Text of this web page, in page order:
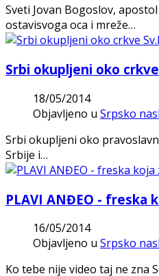
Sveti Jovan Bogoslov,
ostavisvoga oca i mreže…
Srbi okupljeni oko
18/05/2014
Objavljeno u Srpsko
Srbi okupljeni oko
Srbije i…
PLAVI ANĐEO - freska
16/05/2014
Objavljeno u Srpsko
Ko tebe nije video taj ne zna